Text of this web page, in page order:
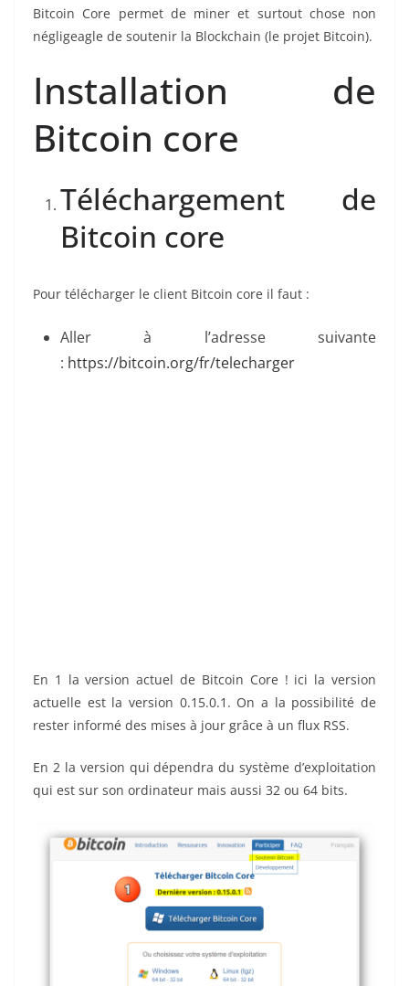
Bitcoin Core permet de miner et surtout chose non
négligeagle de soutenir la Blockchain (le projet Bitcoin).
Installation de
Bitcoin core
Téléchargement de
Bitcoin core
Pour télécharger le client Bitcoin core il faut :
Aller à l’adresse suivante
: https://bitcoin.org/fr/telecharger
En 1 la version actuel de Bitcoin Core ! ici la version
actuelle est la version 0.15.0.1. On a la possibilité de
rester informé des mises à jour grâce à un flux RSS.
En 2 la version qui dépendra du système d’exploitation
qui est sur son ordinateur mais aussi 32 ou 64 bits.